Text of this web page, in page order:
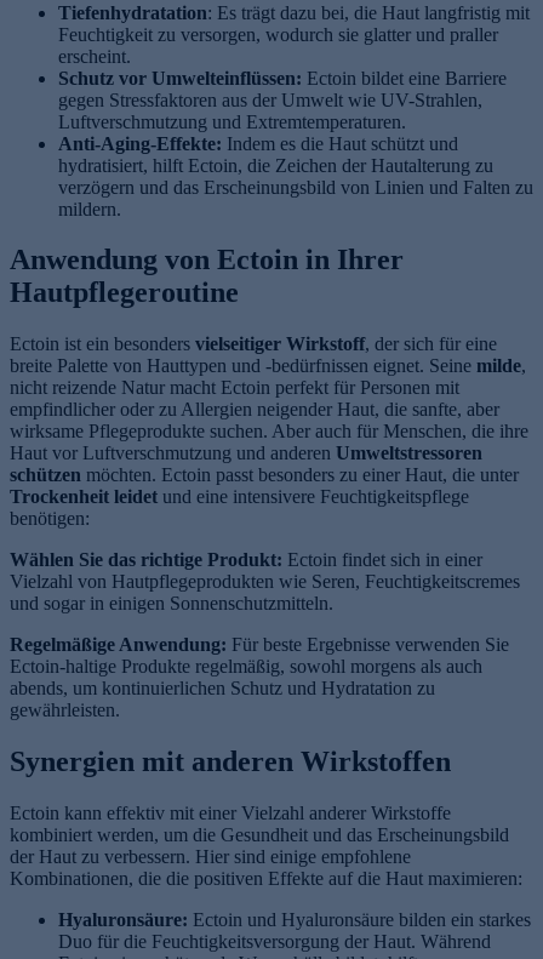
Tiefenhydratation: Es trägt dazu bei, die Haut langfristig mit
Feuchtigkeit zu versorgen, wodurch sie glatter und praller
erscheint.
Schutz vor Umwelteinflüssen: Ectoin bildet eine Barriere
gegen Stressfaktoren aus der Umwelt wie UV-Strahlen,
Luftverschmutzung und Extremtemperaturen.
Anti-Aging-Effekte: Indem es die Haut schützt und
hydratisiert, hilft Ectoin, die Zeichen der Hautalterung zu
verzögern und das Erscheinungsbild von Linien und Falten zu
mildern.
Anwendung von Ectoin in Ihrer
Hautpflegeroutine
Ectoin ist ein besonders vielseitiger Wirkstoff, der sich für eine
breite Palette von Hauttypen und -bedürfnissen eignet. Seine milde,
nicht reizende Natur macht Ectoin perfekt für Personen mit
empfindlicher oder zu Allergien neigender Haut, die sanfte, aber
wirksame Pflegeprodukte suchen. Aber auch für Menschen, die ihre
Haut vor Luftverschmutzung und anderen Umweltstressoren
schützen möchten. Ectoin passt besonders zu einer Haut, die unter
Trockenheit leidet und eine intensivere Feuchtigkeitspflege
benötigen:
Wählen Sie das richtige Produkt: Ectoin findet sich in einer
Vielzahl von Hautpflegeprodukten wie Seren, Feuchtigkeitscremes
und sogar in einigen Sonnenschutzmitteln.
Regelmäßige Anwendung: Für beste Ergebnisse verwenden Sie
Ectoin-haltige Produkte regelmäßig, sowohl morgens als auch
abends, um kontinuierlichen Schutz und Hydratation zu
gewährleisten.
Synergien mit anderen Wirkstoffen
Ectoin kann effektiv mit einer Vielzahl anderer Wirkstoffe
kombiniert werden, um die Gesundheit und das Erscheinungsbild
der Haut zu verbessern. Hier sind einige empfohlene
Kombinationen, die die positiven Effekte auf die Haut maximieren:
Hyaluronsäure: Ectoin und Hyaluronsäure bilden ein starkes
Duo für die Feuchtigkeitsversorgung der Haut. Während